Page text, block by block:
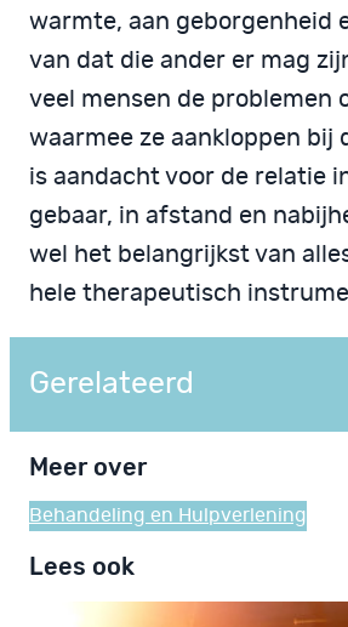
warmte, aan geborgenheid
van dat die ander er mag
veel mensen de problemen
waarmee ze aankloppen bij
is aandacht voor de relatie
gebaar, in afstand en
wel het belangrijkst van
hele therapeutisch
Gerelateerd
Meer over
Behandeling en Hulpverlening
Lees ook